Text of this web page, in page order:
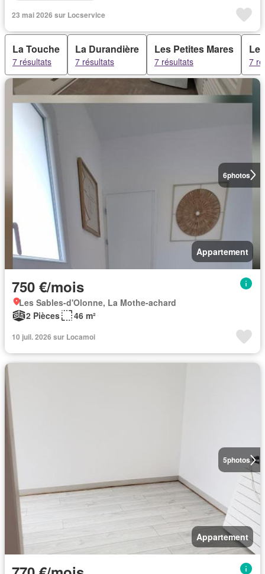
23 mai 2026 sur Locservice
La Touche
7 résultats
La Durandière
7 résultats
Les Petites Mares
7 résultats 7
6photos
Appartement
750 €/mois
Les Sables-d'Olonne, La Mothe-achard
2 Pièces
46 m²
10 juil. 2026 sur Locamoi
5photos
Appartement